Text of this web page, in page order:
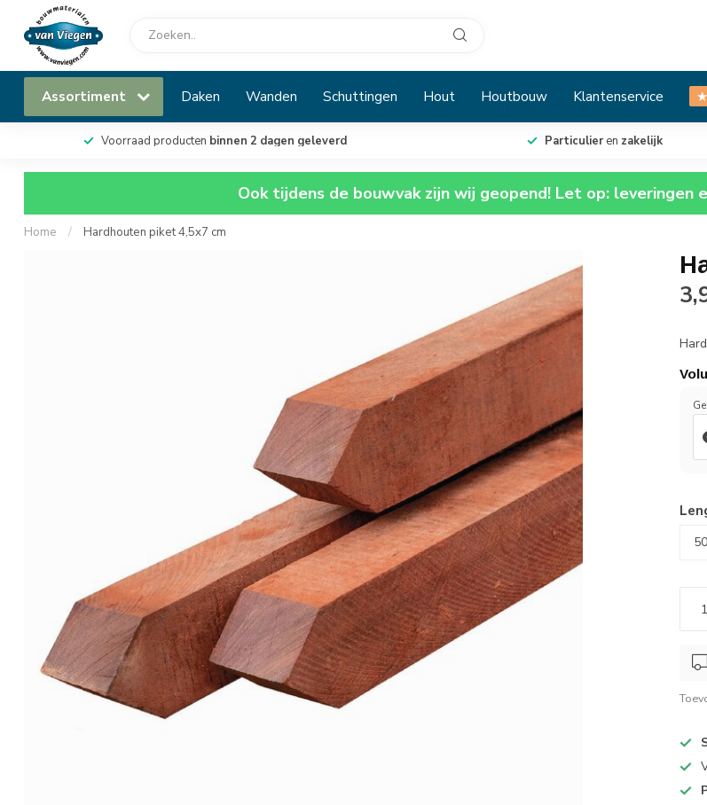
Assortiment Daken Wanden Schuttingen Hout Houtbouw Klantenservice
Voorraad producten binnen 2 dagen geleverd Particulieren zakelijk
Ook tijdens de bouwvak zijn wij geopend! Let op: leveringen
Home / Hardhouten piket 4,5x7 cm